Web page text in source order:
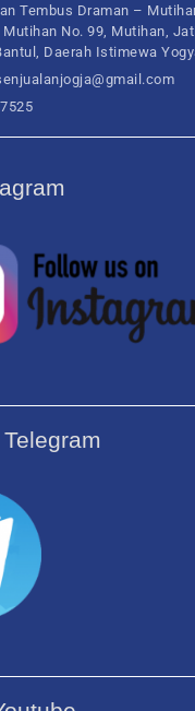
Tembus Draman –
Mutihan No. 99, Mutihan,
Daerah Istimewa